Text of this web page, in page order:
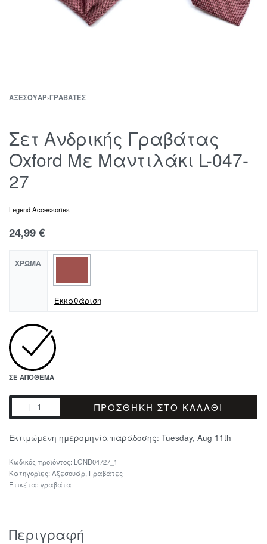
ΑΞΕΣΟΥΆΡ›ΓΡΑΒΆΤΕΣ
Σετ Ανδρικής Γραβάτας
Oxford Με Μαντιλάκι L-047-
27
Legend Accessories
24,99€
ΧΡΏΜΑ
Εκκαθάριση
ΣΕ ΑΠΌΘΕΜΑ
ΠΡΟΣΘΉΚΗ ΣΤΟ ΚΑΛΆΘΙ
Εκτιμώμενη ημερομηνία παράδοσης: Tuesday, Aug 11th
LGND04727_1
Κατηγορίες: Αξεσουάρ Γραβάτες
Ετικέτα: γραβάτα
Περιγραφή